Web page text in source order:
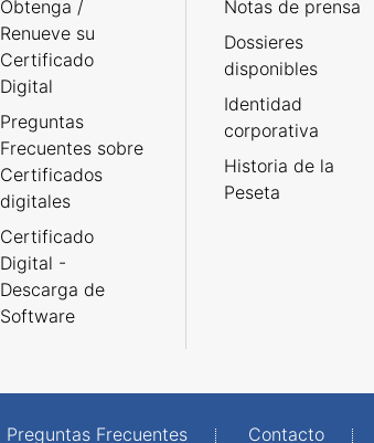
Obtenga /
Renueve su
Certificado
Digital
Preguntas
Frecuentes sobre
Certificados
digitales
Certificado
Digital -
Descarga de
Software
Notas de prensa
Dossieres
disponibles
Identidad
corporativa
Historia de la
Peseta
Preguntas Frecuentes Contacto